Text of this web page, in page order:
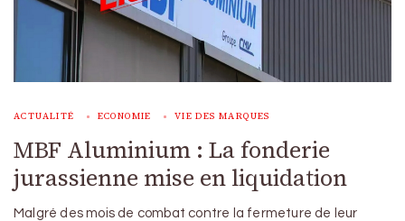
ACTUALITÉ ECONOMIE VIE DES MARQUES
MBF Aluminium : La fonderie
jurassienne mise en liquidation
Malgré des mois de combat contre la fermeture de leur